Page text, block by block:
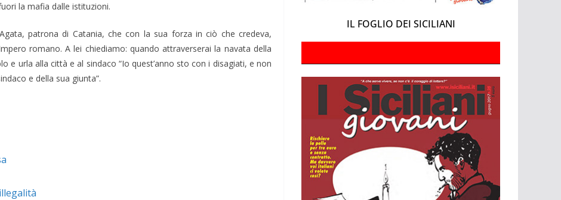
la mafia dalle istituzioni.
patrona di Catania, che con la sua forza in ciò che credeva,
romano. A lei chiediamo: quando attraverserai la navata della
e urla alla città e al sindaco “Io quest’anno sto con i disagiati, e non
e della sua giunta”.
IL FOGLIO DEI SICILIANI